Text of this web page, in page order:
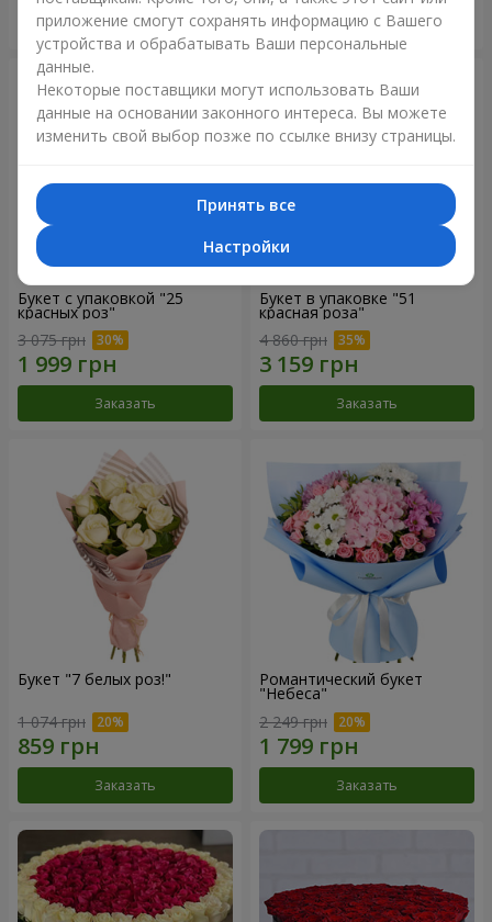
Заказать Заказать
Букет с упаковкой "25
красных роз"
3 075 грн
Заказать
Букет в упаковке "51
красная роза"
4 860 грн
Заказать
Букет "7 белых роз!"
1 074 грн
Заказать
Романтический букет
"Небеса"
2 249 грн
Заказать
приложение смогут сохранять информацию с Вашего
устройства и обрабатывать Ваши персональные
данные.
Некоторые поставщики могут использовать Ваши
данные на основании законного интереса. Вы можете
изменить свой выбор позже по ссылке внизу страницы.
Принять все
Настройки